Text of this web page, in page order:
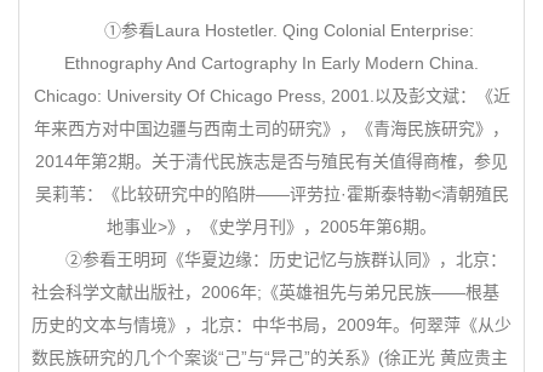
①参看Laura Hostetler. Qing Colonial Enterprise:
Ethnography And Cartography In Early Modern China.
Chicago: University Of Chicago Press, 2001.以及彭文斌：《近
年来西方对中国边疆与西南土司的研究》，《青海民族研究》，
2014年第2期。关于清代民族志是否与殖民有关值得商榷，参见
吴莉苇：《比较研究中的陷阱——评劳拉·霍斯泰特勒<清朝殖民
地事业>》，《史学月刊》，2005年第6期。
②参看王明珂《华夏边缘：历史记忆与族群认同》，北京：
社会科学文献出版社，2006年;《英雄祖先与弟兄民族——根基
历史的文本与情境》，北京：中华书局，2009年。何翠萍《从少
数民族研究的几个个案谈“己”与“异己”的关系》(徐正光 黄应贵主